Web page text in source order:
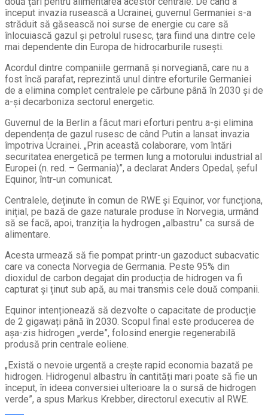
început invazia rusească a Ucrainei, guvernul Germaniei s-a
străduit să găsească noi surse de energie cu care să
înlocuiască gazul și petrolul rusesc, țara fiind una dintre cele
mai dependente din Europa de hidrocarburile rusești.
Acordul dintre companiile germană și norvegiană, care nu a
fost încă parafat, reprezintă unul dintre eforturile Germaniei
de a elimina complet centralele pe cărbune până în 2030 și de
a-și decarboniza sectorul energetic.
Guvernul de la Berlin a făcut mari eforturi pentru a-și elimina
dependența de gazul rusesc de când Putin a lansat invazia
împotriva Ucrainei. „Prin această colaborare, vom întări
securitatea energetică pe termen lung a motorului industrial al
Europei (n. red. – Germania)”, a declarat Anders Opedal, șeful
Equinor, într-un comunicat.
Centralele, deținute în comun de RWE și Equinor, vor funcționa,
inițial, pe bază de gaze naturale produse în Norvegia, urmând
să se facă, apoi, tranziția la hydrogen „albastru” ca sursă de
alimentare.
Acesta urmează să fie pompat printr-un gazoduct subacvatic
care va conecta Norvegia de Germania. Peste 95% din
dioxidul de carbon degajat din producția de hidrogen va fi
capturat și ținut sub apă, au mai transmis cele două companii.
Equinor intenționează să dezvolte o capacitate de producție
de 2 gigawați până în 2030. Scopul final este producerea de
așa-zis hidrogen „verde”, folosind energie regenerabilă
produsă prin centrale eoliene.
„Există o nevoie urgentă a crește rapid economia bazată pe
hidrogen. Hidrogenul albastru în cantități mari poate să fie un
început, în ideea conversiei ulterioare la o sursă de hidrogen
verde”, a spus Markus Krebber, directorul executiv al RWE.